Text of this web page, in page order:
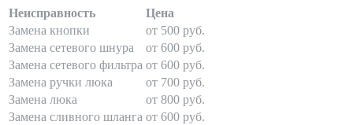
Неисправность
Цена
Замена кнопки
от 500 руб.
Замена сетевого шнура
от 600 руб.
Замена сетевого фильтра от 600 руб.
Замена ручки люка
от 700 руб.
Замена люка
от 800 руб.
Замена сливного шланга от 600 руб.